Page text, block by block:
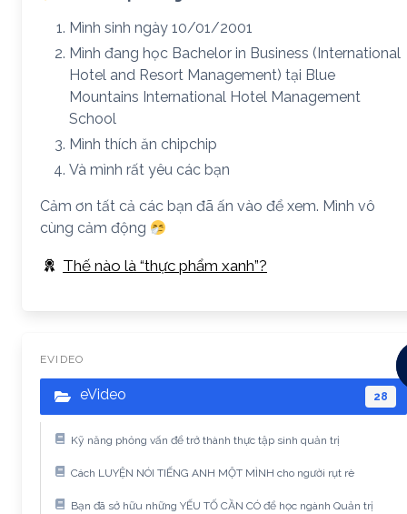
Mình sinh ngày 10/01/2001
Mình đang học Bachelor in Business (International
Hotel and Resort Management) tại Blue
Mountains International Hotel Management
School
Mình thích ăn chipchip
Và mình rất yêu các bạn
Cảm ơn tất cả các bạn đã ấn vào để xem. Mình vô
cùng cảm động
Thế nào là “thực phẩm xanh”?
EVIDEO
eVideo 28
Kỹ năng phỏng vấn để trở thành thực tập sinh quản trị
Cách LUYỆN NÓI TIẾNG ANH MỘT MÌNH cho người rụt rè
Bạn đã sở hữu những YẾU TỐ CẦN CÓ để học ngành Quản trị